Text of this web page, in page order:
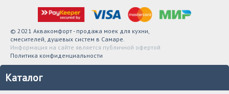
© 2021 Аквакомфорт - продажа моек для кухни,
смесителей, душевых систем в Самаре.
Информация на сайте является публичной офертой
Политика конфиденциальности
Каталог